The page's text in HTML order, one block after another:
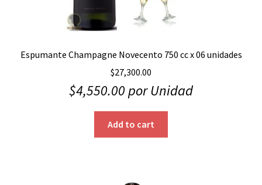
Espumante Champagne Novecento 750 cc x 06 unidades
$27,300.00
$4,550.00por Unidad
Add to cart